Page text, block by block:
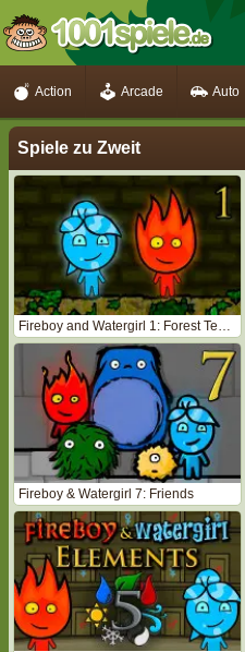
Action Arcade Auto
Spiele zu Zweit
Fireboy and Watergirl 1: Forest Temple
Fireboy & Watergirl 7: Friends